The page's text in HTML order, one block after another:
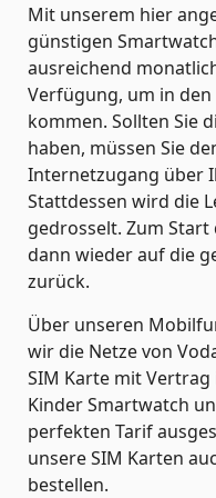
Mit unserem hier
günstigen
ausreichend
Verfügung, um in
kommen. Sollten Sie
haben, müssen Sie
Internetzugang über
Stattdessen wird die
gedrosselt. Zum
dann wieder auf die
zurück.
Über unseren
wir die Netze von
SIM Karte mit
Kinder Smartwatch
perfekten Tarif
unsere SIM Karten
bestellen.